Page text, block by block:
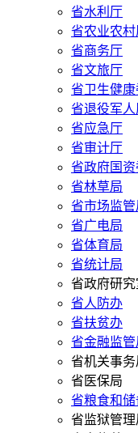
省水利厅
省农业农村
省商务厅
省文旅厅
省卫生健康
省退役军人
省应急厅
省审计厅
省政府国资
省林草局
省市场监管
省广电局
省体育局
省统计局
省政府研究
省人防办
省扶贫办
省金融监管
省机关事务
省医保局
省粮食和储
省监狱管理